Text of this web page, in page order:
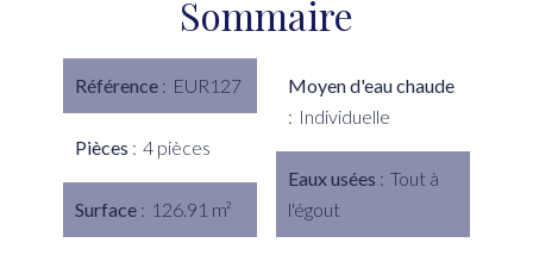
Sommaire
Référence EUR127
Pièces 4 pièces
Surface 126.91 m²
Moyen d'eau chaude
Individuelle
Eaux usées
Tout à
l'égout